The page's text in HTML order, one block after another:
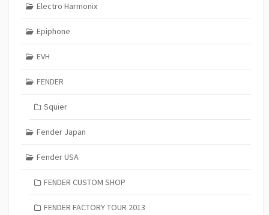
Electro Harmonix
Epiphone
EVH
FENDER
Squier
Fender Japan
Fender USA
FENDER CUSTOM SHOP
FENDER FACTORY TOUR 2013